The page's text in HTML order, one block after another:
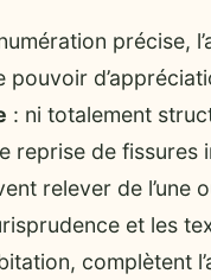
précise,
pouvoir
: ni totalement
reprise de fissures
relever de l’une
et les
complètent